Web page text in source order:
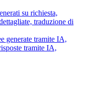
su richiesta,
traduzione di
generate tramite IA,
tramite IA,